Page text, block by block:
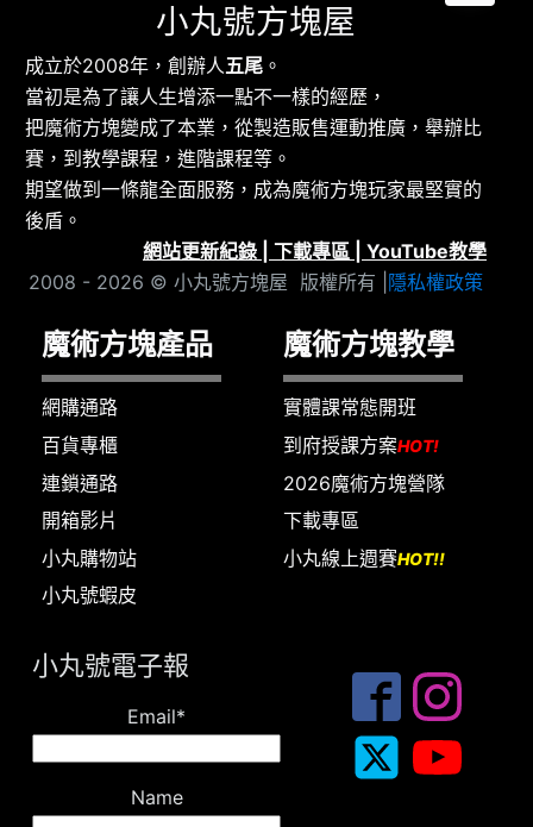
小丸號方塊屋
成立於2008年，創辦人 五尾 。
當初是為了讓人生增添一點不一樣的經歷，
把魔術方塊變成了本業，從製造販售運動推廣，舉辦比
賽，到教學課程，進階課程等。
期望做到一條龍全面服務，成為魔術方塊玩家最堅實的
後盾。
網站更新紀錄
下載專區
YouTube教學
2008 - 2026 © 小丸號方塊屋 版權所有 | 隱私權政策
魔術方塊產品
網購通路
百貨專櫃
連鎖通路
開箱影片
小丸購物站
小丸號蝦皮
魔術方塊教學
實體課常態開班
到府授課方案HOT!
2026魔術方塊營隊
下載專區
小丸線上週賽HOT!!
小丸號電子報
Email*
Name